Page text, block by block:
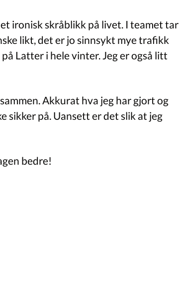
ironisk skråblikk på livet. I teamet tar
likt, det er jo sinnsykt mye trafikk
Latter i hele vinter. Jeg er også litt
Akkurat hva jeg har gjort og
sikker på. Uansett er det slik at jeg
bedre!